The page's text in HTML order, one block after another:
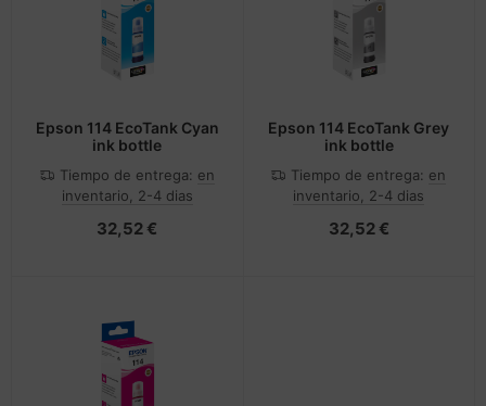
Epson 114 EcoTank Cyan
ink bottle
Tiempo de entrega: en
inventario, 2-4 dias
32,52 €
Epson 114 EcoTank Grey
ink bottle
Tiempo de entrega: en
inventario, 2-4 dias
32,52 €